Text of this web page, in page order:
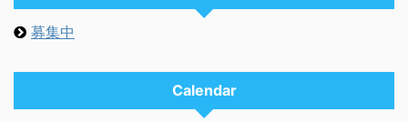
募集中
Calendar